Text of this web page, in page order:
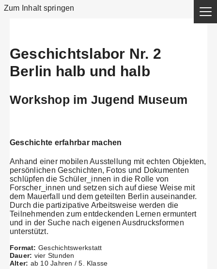
Zum Inhalt springen
Geschichtslabor Nr. 2
Berlin halb und halb
Workshop im Jugend Museum
Geschichte erfahrbar machen
Anhand einer mobilen Ausstellung mit echten Objekten,
persönlichen Geschichten, Fotos und Dokumenten
schlüpfen die Schüler_innen in die Rolle von
Forscher_innen und setzen sich auf diese Weise mit
dem Mauerfall und dem geteilten Berlin auseinander.
Durch die partizipative Arbeitsweise werden die
Teilnehmenden zum entdeckenden Lernen ermuntert
und in der Suche nach eigenen Ausdrucksformen
unterstützt.
Format: Geschichtswerkstatt
Dauer: vier Stunden
Alter: ab 10 Jahren / 5. Klasse